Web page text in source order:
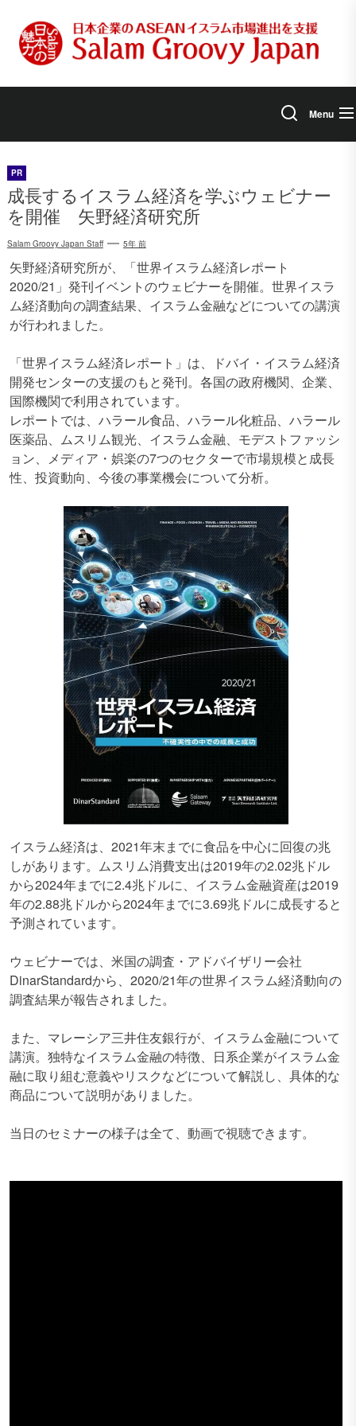
content
Menu
PR
成長するイスラム経済を学ぶウェビナー
を開催 矢野経済研究所
Salam Groovy Japan Staff 5年 前
矢野経済研究所が、「世界イスラム経済レポート
2020/21」発刊イベントのウェビナーを開催。世界イスラ
ム経済動向の調査結果、イスラム金融などについての講演
が行われました。
「世界イスラム経済レポート」は、ドバイ・イスラム経済
開発センターの支援のもと発刊。各国の政府機関、企業、
国際機関で利用されています。
レポートでは、ハラール食品、ハラール化粧品、ハラール
医薬品、ムスリム観光、イスラム金融、モデストファッシ
ョン、メディア・娯楽の7つのセクターで市場規模と成長
性、投資動向、今後の事業機会について分析。
イスラム経済は、2021年末までに食品を中心に回復の兆
しがあります。ムスリム消費支出は2019年の2.02兆ドル
から2024年までに2.4兆ドルに、イスラム金融資産は2019
年の2.88兆ドルから2024年までに3.69兆ドルに成長すると
予測されています。
ウェビナーでは、米国の調査・アドバイザリー会社
DinarStandardから、2020/21年の世界イスラム経済動向の
調査結果が報告されました。
また、マレーシア三井住友銀行が、イスラム金融について
講演。独特なイスラム金融の特徴、日系企業がイスラム金
融に取り組む意義やリスクなどについて解説し、具体的な
商品について説明がありました。
当日のセミナーの様子は全て、動画で視聴できます。